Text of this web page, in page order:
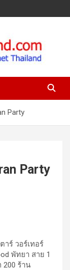
Party
Party
าร์ วอร์เทอร์
พัทยา สาย 1
200 ร้าน